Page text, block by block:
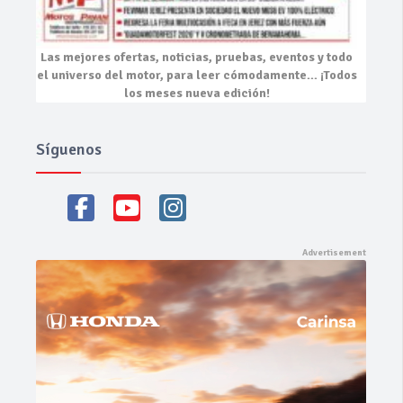
Las mejores ofertas, noticias, pruebas, eventosy todo
el universo del motor, para leer cómodamente… ¡Todos
los meses nueva edición!
Síguenos